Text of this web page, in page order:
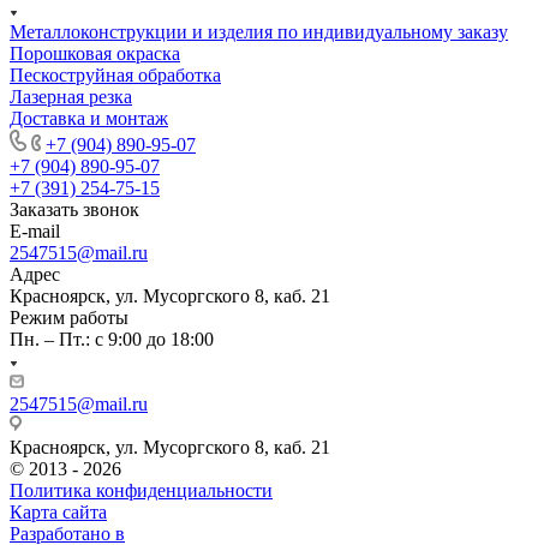
Металлоконструкции и изделия по индивидуальному заказу
Порошковая окраска
Пескоструйная обработка
Лазерная резка
Доставка и монтаж
+7 (904) 890-95-07
+7 (904) 890-95-07
+7 (391) 254-75-15
Заказать звонок
E-mail
2547515@mail.ru
Адрес
Красноярск, ул. Мусоргского 8, каб. 21
Режим работы
Пн. – Пт.: с 9:00 до 18:00
2547515@mail.ru
Красноярск, ул. Мусоргского 8, каб. 21
© 2013 - 2026
Политика конфиденциальности
Карта сайта
Разработано в